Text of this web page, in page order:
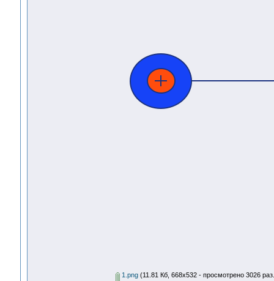
1.png(11.81 Кб, 668x532 - просмотрено 3026